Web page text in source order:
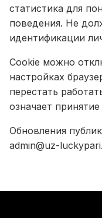
статистика для
поведения. Не
идентификации
Cookie можно
настройках
перестать
означает
Обновления
admin@uz-